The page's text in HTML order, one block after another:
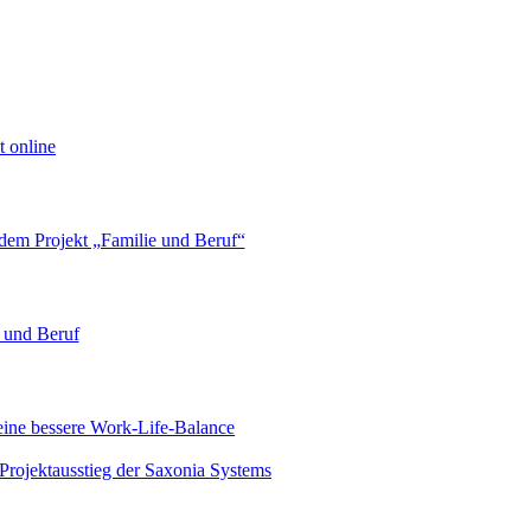
online
Projekt „Familie und Beruf“
Beruf
bessere Work-Life-Balance
der Saxonia Systems